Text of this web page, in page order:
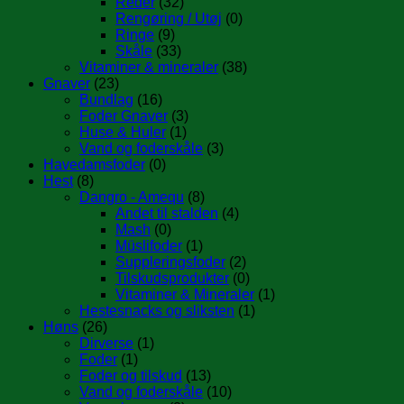
Rengøring / Utøj (0)
Ringe (9)
Skåle (33)
Vitaminer & mineraler (38)
Gnaver (23)
Bundlag (16)
Foder Gnaver (3)
Huse & Huler (1)
Vand og foderskåle (3)
Havedamsfoder (0)
Hest (8)
Dangro - Amequ (8)
Andet til stalden (4)
Mash (0)
Müslifoder (1)
Suppleringsfoder (2)
Tilskudsprodukter (0)
Vitaminer & Mineraler (1)
Hestesnacks og sliksten (1)
Høns (26)
Dirverse (1)
Foder (1)
Foder og tilskud (13)
Vand og foderskåle (10)